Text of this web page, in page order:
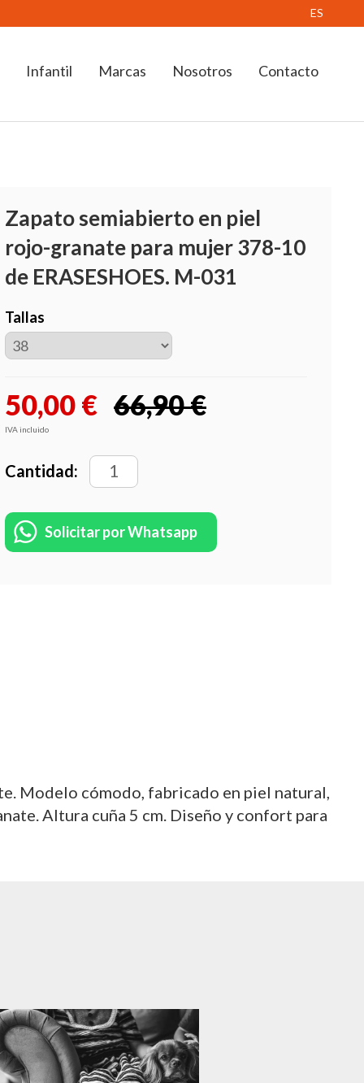
ES
Infantil Marcas Nosotros Contacto
Zapato semiabierto en piel
rojo-granate para mujer 378-10
de ERASESHOES. M-031
Tallas
50,00€ 66,90 €
IVA incluido
Cantidad:
Solicitar por Whatsapp
Modelo cómodo, fabricado en piel natural,
Altura cuña 5 cm. Diseño y confort para